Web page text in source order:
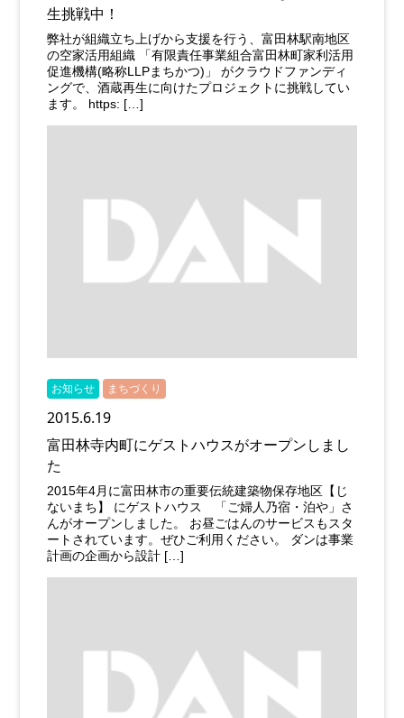
生挑戦中！
弊社が組織立ち上げから支援を行う、富田林駅南地区
の空家活用組織 「有限責任事業組合富田林町家利活用
促進機構(略称LLPまちかつ)」 がクラウドファンディ
ングで、酒蔵再生に向けたプロジェクトに挑戦してい
ます。 https: […]
お知らせ まちづくり
2015.6.19
富田林寺内町にゲストハウスがオープンしまし
た
2015年4月に富田林市の重要伝統建築物保存地区【じ
ないまち】 にゲストハウス 「ご婦人乃宿・泊や」さ
んがオープンしました。 お昼ごはんのサービスもスタ
ートされています。ぜひご利用ください。 ダンは事業
計画の企画から設計 […]